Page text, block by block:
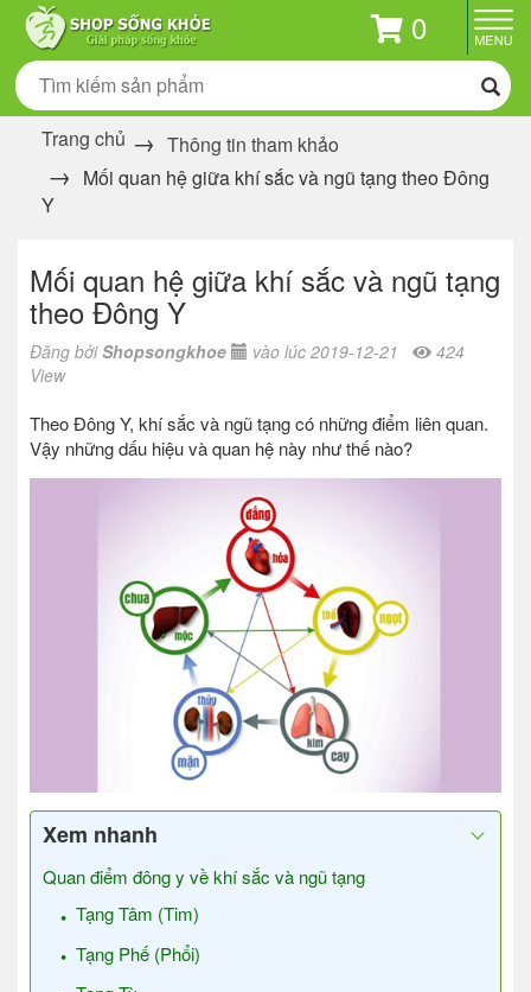
0
Trang chủ
Thông tin tham khảo
Mối quan hệ giữa khí sắc và ngũ tạng theo Đông
Y
Mối quan hệ giữa khí sắc và ngũ tạng
theo Đông Y
Đăng bởiShopsongkhoe vào lúc 2019-12-21
424
View
Theo Đông Y, khí sắc và ngũ tạng có những điểm liên quan.
Vậy những dấu hiệu và quan hệ này như thế nào?
Xem nhanh
Quan điểm đông y về khí sắc và ngũ tạng
Tạng Tâm (Tim)
Tạng Phế (Phổi)